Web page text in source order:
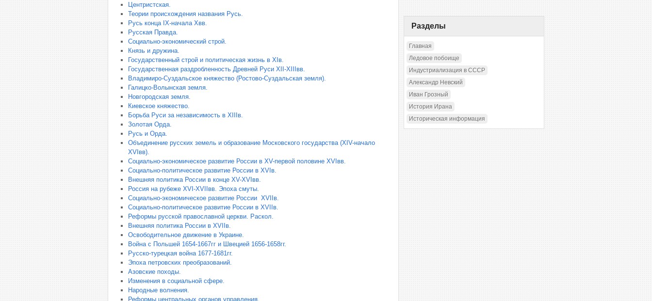
Центристская.
Теории происхождения названия Русь.
Русь конца IX-начала Xвв.
Русская Правда.
Социально-экономический строй.
Князь и дружина.
Государственный строй и политическая жизнь в XIв.
Государственная раздробленность Древней Руси XII-XIIIвв.
Владимиро-Суздальское княжество (Ростово-Суздальская земля).
Галицко-Волынская земля.
Новгородская земля.
Киевское княжество.
Борьба Руси за независимость в XIIIв.
Золотая Орда.
Русь и Орда.
Объединение русских земель и образование Московского государства (XIV-начало
XVIвв).
Социально-экономическое развитие России в XV-первой половине XVIвв.
Социально-политическое развитие России в XVIв.
Внешняя политика России в конце XV-XVIвв.
Россия на рубеже XVI-XVIIвв. Эпоха смуты.
Социально-экономическое развитие России XVIIв.
Социально-политическое развитие России в XVIIв.
Реформы русской православной церкви. Раскол.
Внешняя политика России в XVIIв.
Освободительное движение в Украине.
Война с Польшей 1654-1667гг и Швецией 1656-1658гг.
Русско-турецкая война 1677-1681гг.
Эпоха петровских преобразований.
Азовские походы.
Изменения в социальной сфере.
Народные волнения.
Реформы центральных органов управления.
Разделы
Главная
Ледовое побоище
Индустриализация в СССР
Александр Невский
Иван Грозный
История Ирана
Историческая информация